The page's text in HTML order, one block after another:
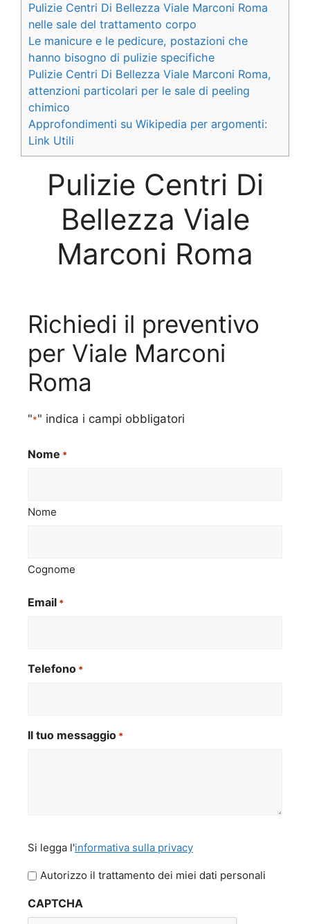
Pulizie Centri Di Bellezza Viale Marconi Roma
nelle sale del trattamento corpo
Le manicure e le pedicure, postazioni che
hanno bisogno di pulizie specifiche
Pulizie Centri Di Bellezza Viale Marconi Roma,
attenzioni particolari per le sale di peeling
chimico
Approfondimenti su Wikipedia per argomenti:
Link Utili
Pulizie Centri Di
Bellezza Viale
Marconi Roma
Richiedi il preventivo
per Viale Marconi
Roma
"*" indica i campi obbligatori
Nome *
Nome
Cognome
Email *
Telefono *
Il tuo messaggio *
legga
l'informativa
privacy
Si legga l'informativa sulla privacy
Autorizzo il trattamento dei miei dati personali
CAPTCHA